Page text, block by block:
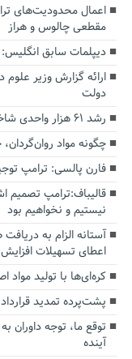
اعمال محدودیت‌های
مقطعی چالوس و هراز
دیپلمات سابق
ارائه گزارش وزیر
دولت
رشد ۶۱ هزار واحدی شاخص بورس
چگونه مواد
فارن پالسی: ترامپ
قالیباف:ترامپ تصمیم
نیستیم و نخواهیم بود
اعطای تسهیلات
کره‌ای‌ها با تولید مواد
پشت‌پرده تمدید
توقع ما، توجه داوران
آینده